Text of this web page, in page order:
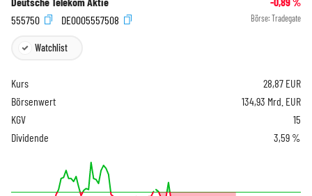
555750
DE0005557508 Börse: Tradegate
Watchlist
Kurs 28,87 EUR
Börsenwert
134,93 Mrd. EUR
KGV
15
Dividende
3,59 %